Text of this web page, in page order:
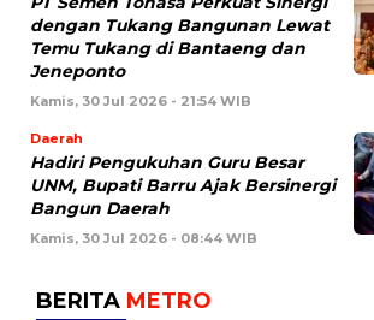
dengan Tukang Bangunan Lewat
Temu Tukang di Bantaeng dan
Jeneponto
Kamis, 30 Jul 2026 - 21:54 WIB
Daerah
Hadiri Pengukuhan Guru Besar
UNM, Bupati Barru Ajak Bersinergi
Bangun Daerah
Kamis, 30 Jul 2026 - 08:44 WIB
BERITA METRO